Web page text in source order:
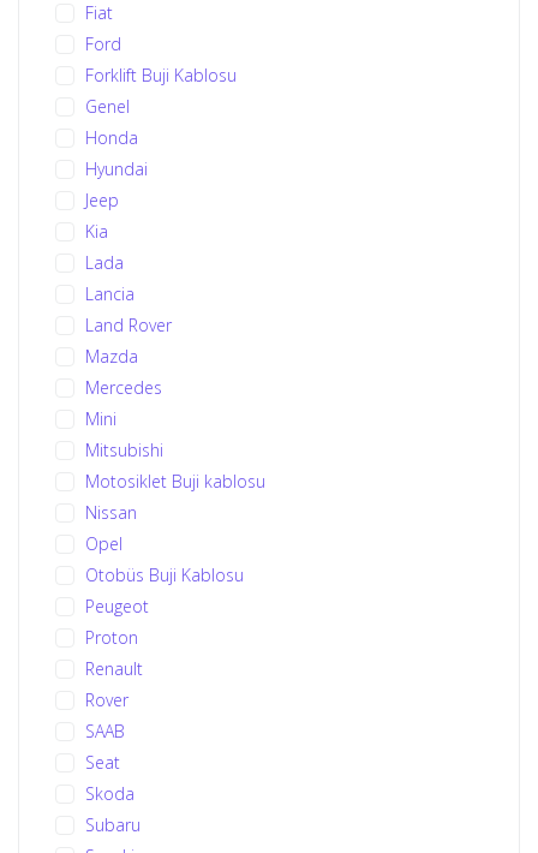
Fiat
Ford
Forklift Buji Kablosu
Genel
Honda
Hyundai
Jeep
Kia
Lada
Lancia
Land Rover
Mazda
Mercedes
Mini
Mitsubishi
Motosiklet Buji kablosu
Nissan
Opel
Otobüs Buji Kablosu
Peugeot
Proton
Renault
Rover
SAAB
Seat
Skoda
Subaru